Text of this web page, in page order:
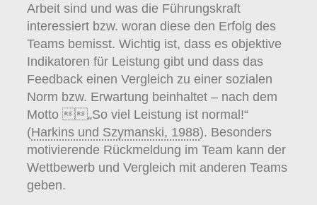
Arbeit sind und was die Führungskraft
interessiert bzw. woran diese den Erfolg des
Teams bemisst. Wichtig ist, dass es objektive
Indikatoren für Leistung gibt und dass das
Feedback einen Vergleich zu einer sozialen
Norm bzw. Erwartung beinhaltet – nach dem
Motto „So viel Leistung ist normal!“
(Harkins und Szymanski, 1988). Besonders
motivierende Rückmeldung im Team kann der
Wettbewerb und Vergleich mit anderen Teams
geben.